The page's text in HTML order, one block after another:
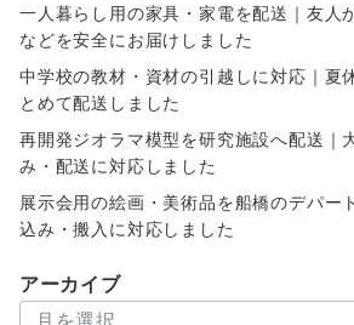
一人暮らし用の家具・家電を配送｜友人
などを安全にお届けしました
中学校の教材・資材の引越しに対応｜夏
とめて配送しました
再開発ジオラマ模型を研究施設へ配送｜
み・配送に対応しました
展示会用の絵画・美術品を船橋のデパー
込み・搬入に対応しました
アーカイブ